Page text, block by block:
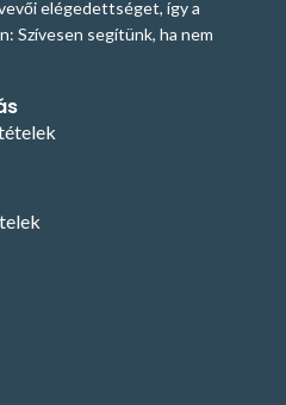
elégedettséget, így a
Szívesen segítünk, ha nem